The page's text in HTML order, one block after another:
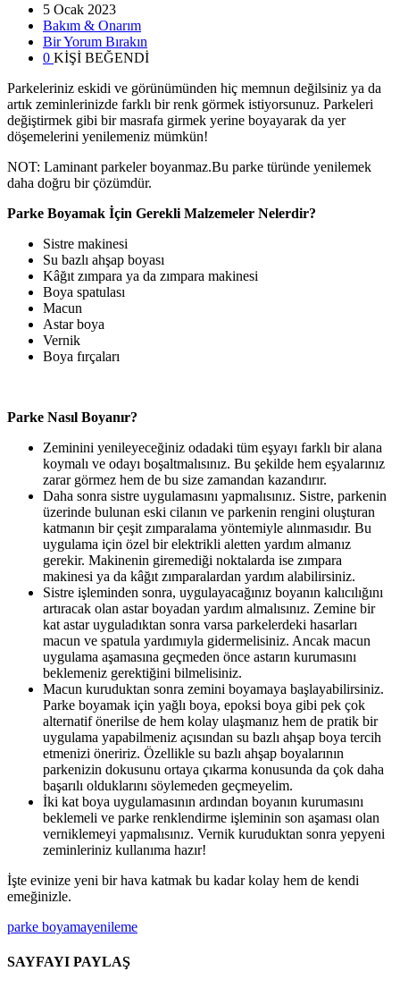
5 Ocak 2023
Bakım & Onarım
Bir Yorum Bırakın
0 KİŞİ BEĞENDİ
Parkeleriniz eskidi ve görünümünden hiç memnun değilsiniz ya da
artık zeminlerinizde farklı bir renk görmek istiyorsunuz. Parkeleri
değiştirmek gibi bir masrafa girmek yerine boyayarak da yer
döşemelerini yenilemeniz mümkün!
NOT: Laminant parkeler boyanmaz.Bu parke türünde yenilemek
daha doğru bir çözümdür.
Parke Boyamak İçin Gerekli Malzemeler Nelerdir?
Sistre makinesi
Su bazlı ahşap boyası
Kâğıt zımpara ya da zımpara makinesi
Boya spatulası
Macun
Astar boya
Vernik
Boya fırçaları
Parke Nasıl Boyanır?
Zeminini yenileyeceğiniz odadaki tüm eşyayı farklı bir alana
koymalı ve odayı boşaltmalısınız. Bu şekilde hem eşyalarınız
zarar görmez hem de bu size zamandan kazandırır.
Daha sonra sistre uygulamasını yapmalısınız. Sistre, parkenin
üzerinde bulunan eski cilanın ve parkenin rengini oluşturan
katmanın bir çeşit zımparalama yöntemiyle alınmasıdır. Bu
uygulama için özel bir elektrikli aletten yardım almanız
gerekir. Makinenin giremediği noktalarda ise zımpara
makinesi ya da kâğıt zımparalardan yardım alabilirsiniz.
Sistre işleminden sonra, uygulayacağınız boyanın kalıcılığını
artıracak olan astar boyadan yardım almalısınız. Zemine bir
kat astar uyguladıktan sonra varsa parkelerdeki hasarları
macun ve spatula yardımıyla gidermelisiniz. Ancak macun
uygulama aşamasına geçmeden önce astarın kurumasını
beklemeniz gerektiğini bilmelisiniz.
Macun kuruduktan sonra zemini boyamaya başlayabilirsiniz.
Parke boyamak için yağlı boya, epoksi boya gibi pek çok
alternatif önerilse de hem kolay ulaşmanız hem de pratik bir
uygulama yapabilmeniz açısından su bazlı ahşap boya tercih
etmenizi öneririz. Özellikle su bazlı ahşap boyalarının
parkenizin dokusunu ortaya çıkarma konusunda da çok daha
başarılı olduklarını söylemeden geçmeyelim.
İki kat boya uygulamasının ardından boyanın kurumasını
beklemeli ve parke renklendirme işleminin son aşaması olan
verniklemeyi yapmalısınız. Vernik kuruduktan sonra yepyeni
zeminleriniz kullanıma hazır!
İşte evinize yeni bir hava katmak bu kadar kolay hem de kendi
emeğinizle.
parke boyamayenileme
SAYFAYI PAYLAŞ